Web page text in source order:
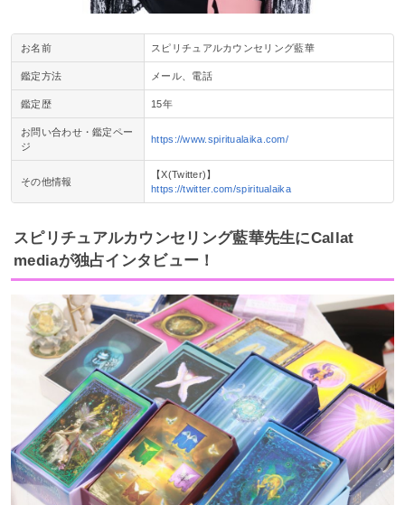
お名前 スピリチュアルカウンセリング藍華
鑑定方法 メール、電話
鑑定歴 15年
お問い合わせ・鑑定ペー
ジ
https://www.spiritualaika.com/
その他情報
【X(Twitter)】
https://twitter.com/spiritualaika
スピリチュアルカウンセリング藍華先生にCallat
mediaが独占インタビュー！